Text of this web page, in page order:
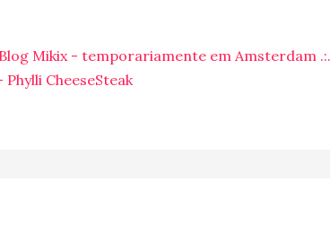
Mikix - temporariamente em Amsterdam
CheeseSteak